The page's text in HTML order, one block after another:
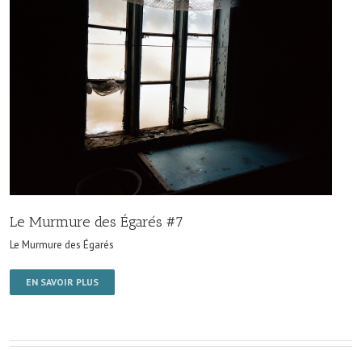
Le Murmure des Égarés #7
Le Murmure des Égarés
EN SAVOIR PLUS